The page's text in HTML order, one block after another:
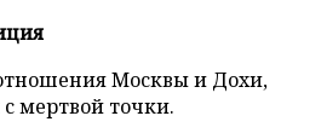
Москвы и Дохи,
мертвой точки.